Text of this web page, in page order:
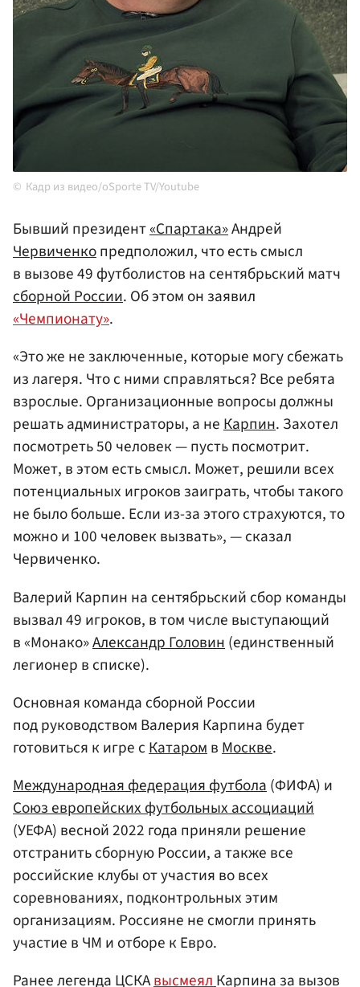
Кадр из видео/oSporte TV/Youtube
Бывший президент«Спартака»Андрей
Червиченкопредположил, что есть смысл
в вызове 49 футболистов на сентябрьский матч
сборной России. Об этом он заявил
«Чемпионату».
«Это же не заключенные, которые могу сбежать
из лагеря. Что с ними справляться? Все ребята
взрослые. Организационные вопросы должны
решать администраторы, а неКарпин. Захотел
посмотреть 50 человек — пусть посмотрит.
Может, в этом есть смысл. Может, решили всех
потенциальных игроков заиграть, чтобы такого
не было больше. Если из-за этого страхуются, то
можно и 100 человек вызвать», — сказал
Червиченко.
Валерий Карпин на сентябрьский сбор команды
вызвал 49 игроков, в том числе выступающий
в «Монако»Александр Головин (единственный
легионер в списке).
Основная команда сборной России
под руководством Валерия Карпина будет
готовиться к игре сКатаромвМоскве.
Международная федерация футбола(ФИФА) и
Союз европейских футбольных ассоциаций
(УЕФА) весной 2022 года приняли решение
отстранить сборную России, а также все
российские клубы от участия во всех
соревнованиях, подконтрольных этим
организациям. Россияне не смогли принять
участие в ЧМ и отборе к Евро.
Ранее легенда ЦСКАвысмеялКарпина за вызов